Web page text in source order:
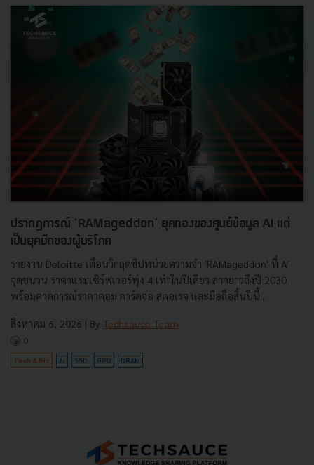
ปรากฏการณ์ ‘RAMageddon’ ยุคทองของศูนย์ข้อมูล AI แต่
เป็นยุคมืดของผู้บริโภค
รายงาน Deloitte เตือนวิกฤตชิปหน่วยความจำ 'RAMageddon' ที่ AI
จุดชนวน ราคาแรมเซิร์ฟเวอร์พุ่ง 4 เท่าในปีเดียว ลากยาวถึงปี 2030
พร้อมคาดการณ์ราคาคอม การ์ดจอ สตอเรจ และมือถือสิ้นปีนี้...
สิงหาคม 6, 2026 | By Techsauce Team
0
Tech & Biz AI SSD GPU DRAM